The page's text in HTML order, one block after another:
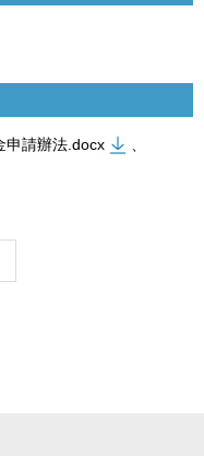
申請辦法.docx